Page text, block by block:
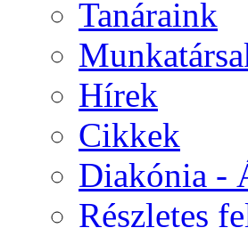
Tanáraink
Hírek
Cikkek
Diakónia -
Részletes